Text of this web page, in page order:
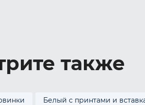
также
Белый с принтами и